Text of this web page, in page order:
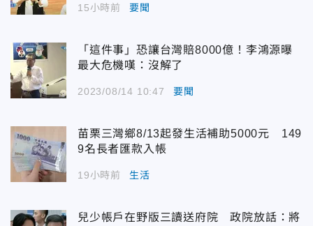
15小時前 要聞
「這件事」恐讓台灣賠8000億！李鴻源曝
最大危機嘆：沒解了
2023/08/14 10:47 要聞
苗栗三灣鄉8/13起發生活補助5000元 149
9名長者匯款入帳
19小時前 生活
兒少帳戶在野版三讀送府院 政院放話：將